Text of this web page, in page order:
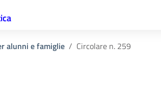
alunni e famiglie Circolare n. 259